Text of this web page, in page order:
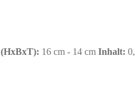
(HxBxT): 16 cm - 14 cm Inhalt: